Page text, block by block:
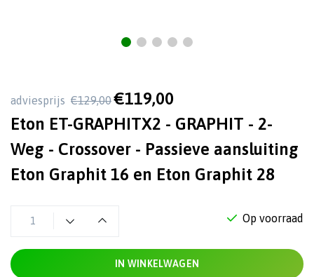
adviesprijs €129,00 €119,00
Eton ET-GRAPHITX2 - GRAPHIT - 2-
Weg - Crossover - Passieve aansluiting
Eton Graphit 16 en Eton Graphit 28
Op voorraad
IN WINKELWAGEN